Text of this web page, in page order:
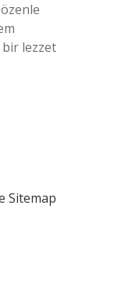
lezzet
Sitemap